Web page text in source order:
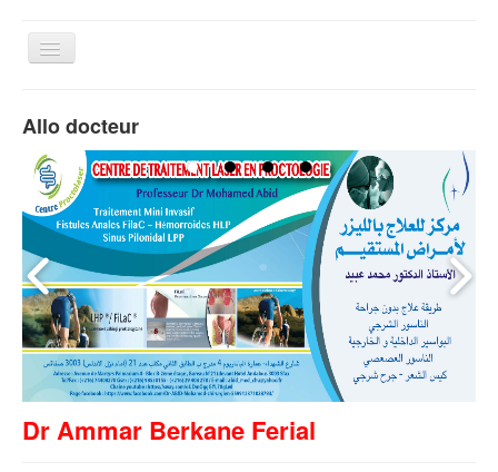
Basculer
Contact
Allo docteur
Dr Ammar Berkane Ferial